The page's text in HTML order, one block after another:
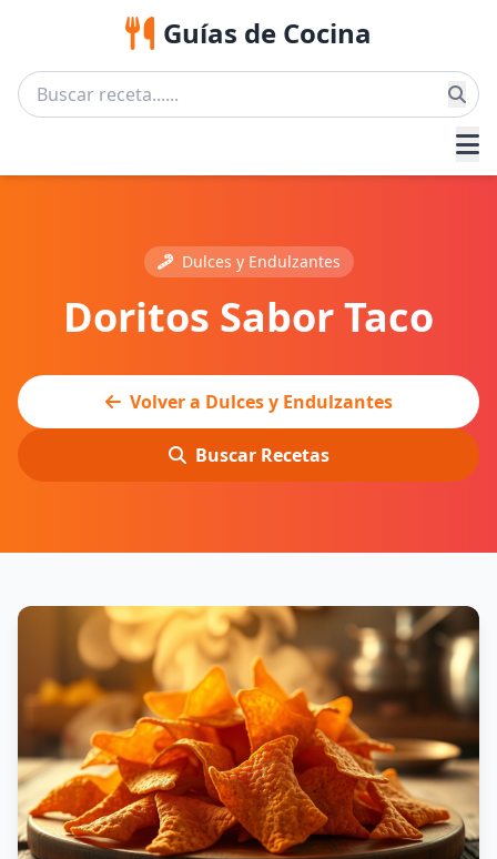
Guías de Cocina
Dulces y Endulzantes
Doritos Sabor Taco
Volver a Dulces y Endulzantes
Buscar Recetas